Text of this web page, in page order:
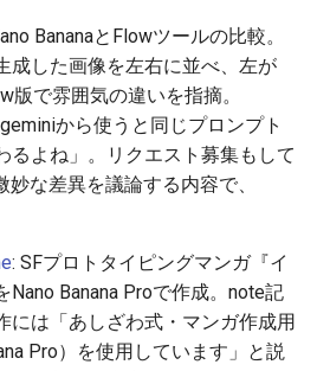
2026-06-12
2026-06-11
2026-06-10
2026-06-09
2026-06-08
2025-11-27
2025-11-26
2025-11-25
2025-11-24
2025-11-23
2026-06-12
2026-06-11
2026-06-10
2026-06-09
2026-06-08
2025-11-27
2025-11-26
2025-11-25
2025-11-24
2025-11-23
2026-06-10
2026-06-09
2026-06-07
2026-06-06
2026-06-05
2025-11-27
2025-11-26
2025-11-25
2025-11-24
2025-11-23
2026-06-12
2026-06-11
2026-06-10
2026-06-09
2026-06-08
2026-06-06
2026-06-05
2026-06-04
2026-06-03
2026-06-02
BananaとFlowツールの比較。
成した画像を左右に並べ、左が
版で雰囲気の違いを指摘。
geminiから使うと同じプロンプト
るよね」。リクエスト募集もして
な差異を議論する内容で、
: SFプロトタイピングマンガ『イ
Nano Banana Proで作成。note記
には「あしざわ式・マンガ作成用
Pro）を使用しています」と説